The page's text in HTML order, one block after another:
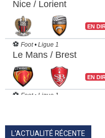
L'ACTUALITÉ RÉCENTE